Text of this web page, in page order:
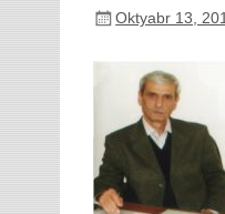
Oktyabr 13,